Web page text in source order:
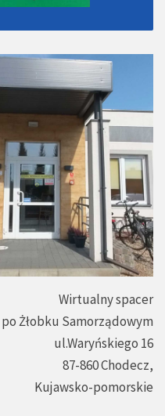
Wirtualny spacer
po Żłobku Samorządowym
ul.Waryńskiego 16
87-860 Chodecz,
Kujawsko-pomorskie